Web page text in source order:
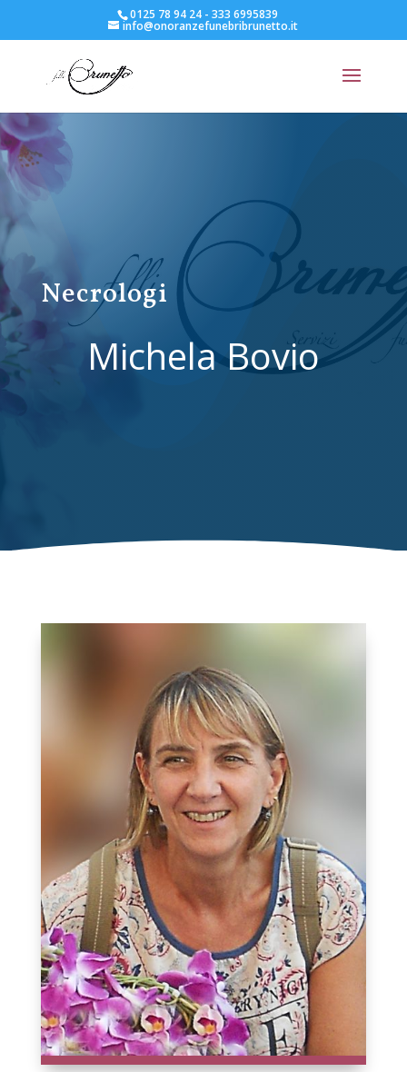
0125 78 94 24 - 333 6995839
info@onoranzefunebribrunetto.it
Necrologi
Michela Bovio